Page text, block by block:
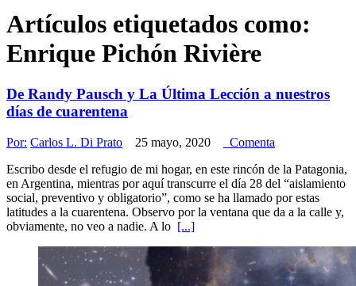
Artículos etiquetados como:
Enrique Pichón Rivière
De Randy Pausch y La Última Lección a nuestros
días de cuarentena
Por: Carlos L. Di Prato 25 mayo, 2020
Comenta
Escribo desde el refugio de mi hogar, en este rincón de la Patagonia,
en Argentina, mientras por aquí transcurre el día 28 del “aislamiento
social, preventivo y obligatorio”, como se ha llamado por estas
latitudes a la cuarentena. Observo por la ventana que da a la calle y,
obviamente, no veo a nadie. A lo [...]